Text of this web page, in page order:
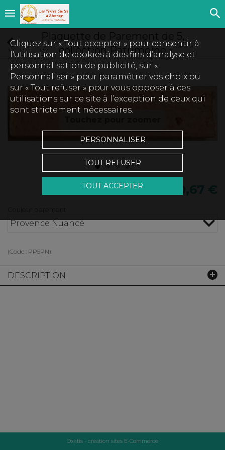
collection Patrimoine
0,67 €
Provence Nuancé
(Code : PP5PN)
DESCRIPTION
Cliquez sur « Tout accepter » pour consentir à
l'utilisation de cookies à des fins d’analyse et
personnalisation de publicité, sur «
Personnaliser » pour paramétrer vos choix ou
sur « Tout refuser » pour vous opposer à ces
utilisations sur ce site à l’exception de ceux qui
sont strictement nécessaires.
PERSONNALISER
TOUT REFUSER
TOUT ACCEPTER
Oxatis - création sites E-Commerce